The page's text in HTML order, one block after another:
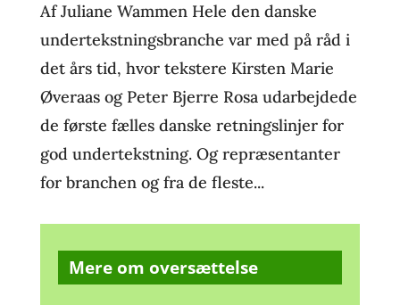
Af Juliane Wammen Hele den danske
undertekstningsbranche var med på råd i
det års tid, hvor tekstere Kirsten Marie
Øveraas og Peter Bjerre Rosa udarbejdede
de første fælles danske retningslinjer for
god undertekstning. Og repræsentanter
for branchen og fra de fleste...
Mere om oversættelse